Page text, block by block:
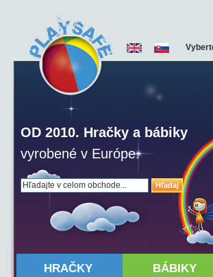
Hľadaj
OD 2010. Hračky a bábiky
vyrobené v Európe.
HRAČKY BÁBIKY